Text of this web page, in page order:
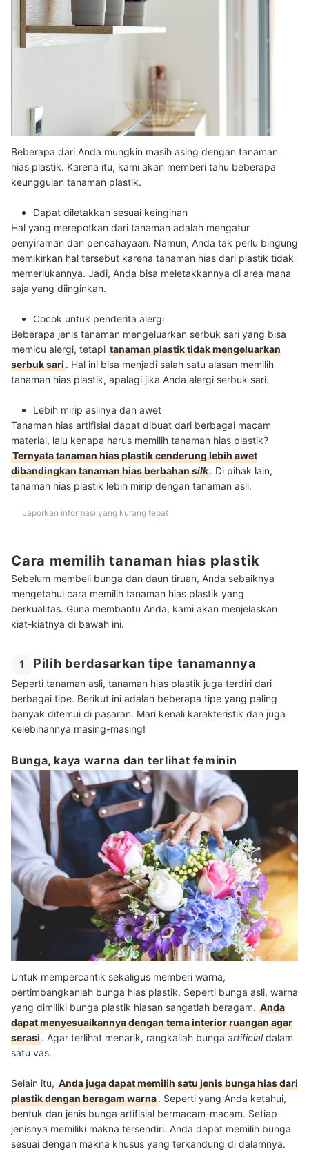
Beberapa dari Anda mungkin masih asing dengan tanaman
hias plastik. Karena itu, kami akan memberi tahu beberapa
keunggulan tanaman plastik.
Dapat diletakkan sesuai keinginan
Hal yang merepotkan dari tanaman adalah mengatur
penyiraman dan pencahayaan. Namun, Anda tak perlu bingung
memikirkan hal tersebut karena tanaman hias dari plastik tidak
memerlukannya. Jadi, Anda bisa meletakkannya di area mana
saja yang diinginkan.
Cocok untuk penderita alergi
Beberapa jenis tanaman mengeluarkan serbuk sari yang bisa
memicu alergi, tetapi tanaman plastik tidak mengeluarkan
serbuk sari. Hal ini bisa menjadi salah satu alasan memilih
tanaman hias plastik, apalagi jika Anda alergi serbuk sari.
Lebih mirip aslinya dan awet
Tanaman hias artifisial dapat dibuat dari berbagai macam
material, lalu kenapa harus memilih tanaman hias plastik?
Ternyata tanaman hias plastik cenderung lebih awet
dibandingkan tanaman hias berbahansilk. Di pihak lain,
tanaman hias plastik lebih mirip dengan tanaman asli.
Laporkan informasi yang kurang tepat
Cara memilih tanaman hias plastik
Sebelum membeli bunga dan daun tiruan, Anda sebaiknya
mengetahui cara memilih tanaman hias plastik yang
berkualitas. Guna membantu Anda, kami akan menjelaskan
kiat-kiatnya di bawah ini.
1 Pilih berdasarkan tipe tanamannya
Seperti tanaman asli, tanaman hias plastik juga terdiri dari
berbagai tipe. Berikut ini adalah beberapa tipe yang paling
banyak ditemui di pasaran. Mari kenali karakteristik dan juga
kelebihannya masing-masing!
Bunga, kaya warna dan terlihat feminin
Untuk mempercantik sekaligus memberi warna,
pertimbangkanlah bunga hias plastik. Seperti bunga asli, warna
yang dimiliki bunga plastik hiasan sangatlah beragam. Anda
dapat menyesuaikannya dengan tema interior ruangan agar
serasi. Agar terlihat menarik, rangkailah bunga artificialdalam
satu vas.
Selain itu, Anda juga dapat memilih satu jenis bunga hias dari
plastik dengan beragam warna. Seperti yang Anda ketahui,
bentuk dan jenis bunga artifisial bermacam-macam. Setiap
jenisnya memiliki makna tersendiri. Anda dapat memilih bunga
sesuai dengan makna khusus yang terkandung di dalamnya.